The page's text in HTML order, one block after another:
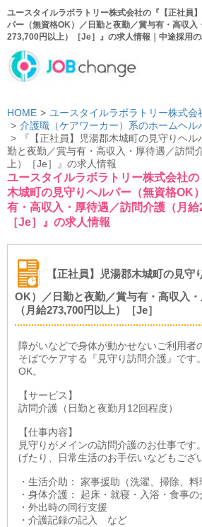
ユースタイルラボラトリー株式会社の『【正社員
パー（無資格OK）／日勤と夜勤／賞与有・高収入
273,700円以上）［Je］』の求人情報｜中途採用
HOME
ユースタイルラボラトリー株式会
介護職（ケアワーカー）系のホームヘル
『【正社員】児湯郡木城町の見守りヘ
勤と夜勤／賞与有・高収入・厚待遇／訪問
上）［Je］』の求人情報
ユースタイルラボラトリー株式会社
木城町の見守りヘルパー（無資格OK
有・高収入・厚待遇／訪問介護（月給
［Je］』の求人情報
【正社員】児湯郡木城町の見守
OK）／日勤と夜勤／賞与有・高収入
（月給273,700円以上）［Je］
障がいなどで身体が動かせないご利用者
そばでケアする『見守り訪問介護』です
OK。
【サービス】
訪問介護（日勤と夜勤月12回程度）
【仕事内容】
見守りがメインの訪問介護のお仕事です
げたり、日常生活のお手伝いなどもござ
・生活介助： 家事援助（洗濯、掃除、料
・身体介護： 起床・就寝・入浴・食事
・外出時の同行支援
・介護記録の記入 など